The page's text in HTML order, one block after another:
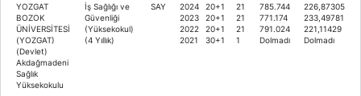
YOZGAT
BOZOK
ÜNİVERSİTESİ
(YOZGAT)
(Devlet)
Akdağmadeni
Sağlık
Yüksekokulu
İş Sağlığı ve
Güvenliği
(Yüksekokul)
(4 Yıllık)
SAY
2024
2023
2022
2021
20+1
20+1
20+1
30+1
21
21
21
1
785.744
771.174
791.024
Dolmadı
226,87305
233,49781
221,11429
Dolmadı